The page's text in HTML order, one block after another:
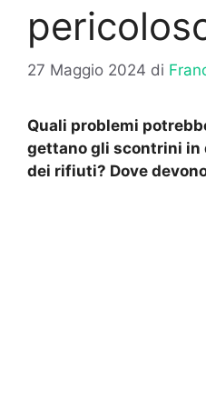
27 Maggio 2024 di
Quali problemi
gettano gli scontrini
dei rifiuti? Dove